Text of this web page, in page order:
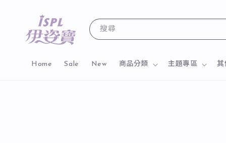
搜尋
Home Sale New 商品分類 主題專區 其